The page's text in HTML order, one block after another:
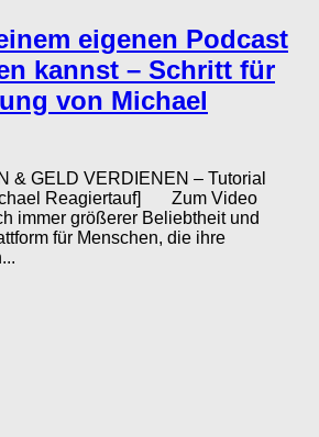
eigenen Podcast
kannst – Schritt für
von Michael
& GELD VERDIENEN – Tutorial
Reagiertauf] Zum Video
immer größerer Beliebtheit und
für Menschen, die ihre